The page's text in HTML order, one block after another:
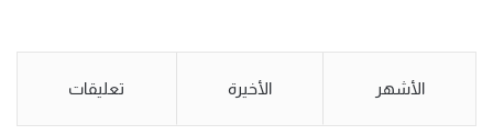
الأشهر الأخيرة تعليقات